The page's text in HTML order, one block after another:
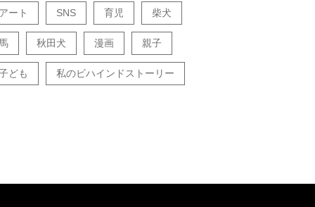
ート SNS 育児 柴犬
秋田犬 漫画 親子
ども 私のビハインドストーリー